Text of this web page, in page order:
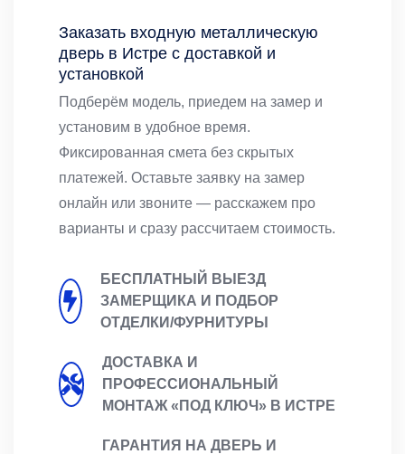
Заказать входную металлическую
дверь в Истре с доставкой и
установкой
Подберём модель, приедем на замер и
установим в удобное время.
Фиксированная смета без скрытых
платежей. Оставьте заявку на замер
онлайн или звоните — расскажем про
варианты и сразу рассчитаем стоимость.
БЕСПЛАТНЫЙ ВЫЕЗД
ЗАМЕРЩИКА И ПОДБОР
ОТДЕЛКИ/ФУРНИТУРЫ
ДОСТАВКА И
ПРОФЕССИОНАЛЬНЫЙ
МОНТАЖ «ПОД КЛЮЧ» В ИСТРЕ
ГАРАНТИЯ НА ДВЕРЬ И